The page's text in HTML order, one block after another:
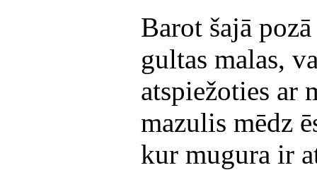
Barot šajā
gultas malas,
atspiežoties ar
mazulis mēdz
kur mugura ir